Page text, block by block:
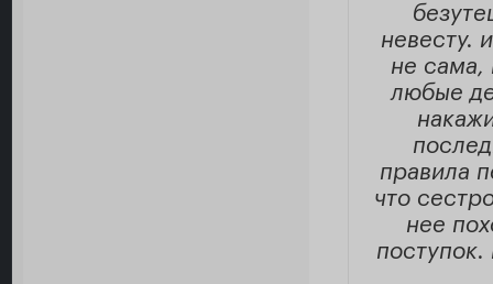
невесту.
не сама,
любые
правила
что
нее